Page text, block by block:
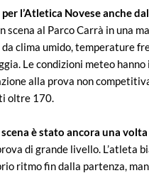
l’Atletica Novese anche
scena al Parco Carrà in una
clima umido, temperature
Le condizioni meteo
alla prova non
oltre 170.
è stato ancora una
di grande livello. L’atleta
ritmo fin dalla partenza,